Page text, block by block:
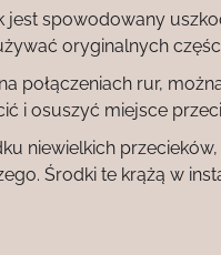
jest spowodowany
oryginalnych
połączeniach rur,
i osuszyć miejsce
niewielkich
Środki te krążą w